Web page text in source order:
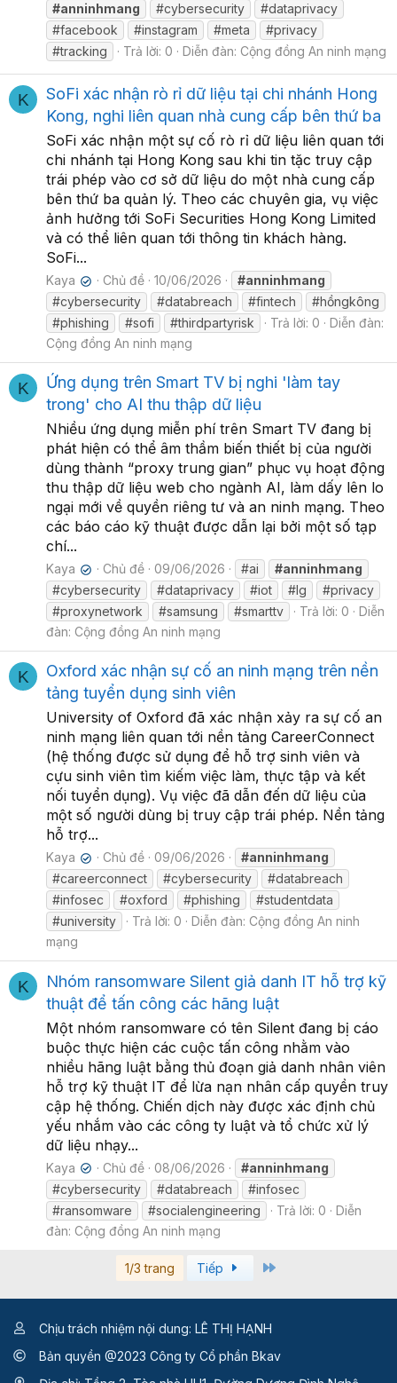
#anninhmang
#cybersecurity
#dataprivacy
#facebook
#instagram #meta
#privacy
#tracking
Trả lời: 0 Diễn đàn: Cộng đồng An ninh mạng
K
SoFi xác nhận rò rỉ dữ liệu tại chi nhánh Hong
Kong, nghi liên quan nhà cung cấp bên thứ ba
SoFi xác nhận một sự cố rò rỉ dữ liệu liên quan tới
chi nhánh tại Hong Kong sau khi tin tặc truy cập
trái phép vào cơ sở dữ liệu do một nhà cung cấp
bên thứ ba quản lý. Theo các chuyên gia, vụ việc
ảnh hưởng tới SoFi Securities Hong Kong Limited
và có thể liên quan tới thông tin khách hàng.
SoFi...
Kaya ✔ Chủ đề 10/06/2026
#anninhmang
#cybersecurity
#databreach #fintech
#hồngkông
#phishing
#sofi #thirdpartyrisk Trả lời: 0
Diễn đàn:
Cộng đồng An ninh mạng
K
Ứng dụng trên Smart TV bị nghi 'làm tay
trong' cho AI thu thập dữ liệu
Nhiều ứng dụng miễn phí trên Smart TV đang bị
phát hiện có thể âm thầm biến thiết bị của người
dùng thành “proxy trung gian” phục vụ hoạt động
thu thập dữ liệu web cho ngành AI, làm dấy lên lo
ngại mới về quyền riêng tư và an ninh mạng. Theo
các báo cáo kỹ thuật được dẫn lại bởi một số tạp
chí...
Kaya ✔ Chủ đề 09/06/2026 #ai
#anninhmang
#cybersecurity
#dataprivacy #iot #lg
#privacy
#proxynetwork
#samsung #smarttv Trả lời: 0
Diễn
đàn: Cộng đồng An ninh mạng
K
Oxford xác nhận sự cố an ninh mạng trên nền
tảng tuyển dụng sinh viên
University of Oxford đã xác nhận xảy ra sự cố an
ninh mạng liên quan tới nền tảng CareerConnect
(hệ thống được sử dụng để hỗ trợ sinh viên và
cựu sinh viên tìm kiếm việc làm, thực tập và kết
nối tuyển dụng). Vụ việc đã dẫn đến dữ liệu của
một số người dùng bị truy cập trái phép. Nền tảng
hỗ trợ...
Kaya ✔ Chủ đề 09/06/2026
#anninhmang
#careerconnect
#cybersecurity
#databreach
#infosec
#oxford #phishing
#studentdata
#university
Trả lời: 0 Diễn đàn: Cộng đồng An ninh
mạng
K
Nhóm ransomware Silent giả danh IT hỗ trợ kỹ
thuật để tấn công các hãng luật
Một nhóm ransomware có tên Silent đang bị cáo
buộc thực hiện các cuộc tấn công nhằm vào
nhiều hãng luật bằng thủ đoạn giả danh nhân viên
hỗ trợ kỹ thuật IT để lừa nạn nhân cấp quyền truy
cập hệ thống. Chiến dịch này được xác định chủ
yếu nhắm vào các công ty luật và tổ chức xử lý
dữ liệu nhạy...
Kaya ✔ Chủ đề 08/06/2026
#anninhmang
#cybersecurity
#databreach
#infosec
#ransomware
#socialengineering Trả lời: 0
Diễn
đàn: Cộng đồng An ninh mạng
1/3 trang Tiếp
Chịu trách nhiệm nội dung: LÊ THỊ HẠNH
Bản quyền @2023 Công ty Cổ phần Bkav